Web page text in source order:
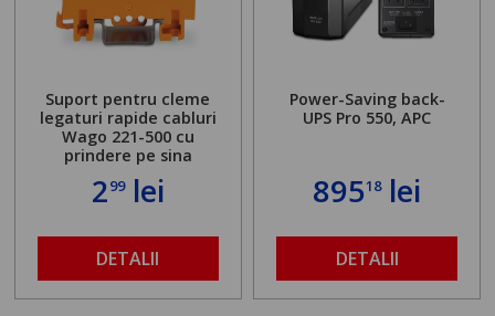
Suport pentru cleme
legaturi rapide cabluri
Wago 221-500 cu
prindere pe sina
299lei
DETALII
Power-Saving back-
UPS Pro 550, APC
89518lei
DETALII